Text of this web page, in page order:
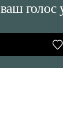
ваш голос